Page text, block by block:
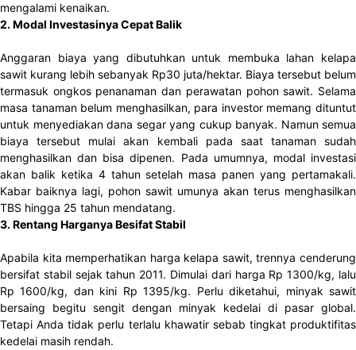
mengalami kenaikan.
2. Modal Investasinya Cepat Balik
Anggaran biaya yang dibutuhkan untuk membuka lahan kelapa
sawit kurang lebih sebanyak Rp30 juta/hektar. Biaya tersebut belum
termasuk ongkos penanaman dan perawatan pohon sawit. Selama
masa tanaman belum menghasilkan, para investor memang dituntut
untuk menyediakan dana segar yang cukup banyak. Namun semua
biaya tersebut mulai akan kembali pada saat tanaman sudah
menghasilkan dan bisa dipenen. Pada umumnya, modal investasi
akan balik ketika 4 tahun setelah masa panen yang pertamakali.
Kabar baiknya lagi, pohon sawit umunya akan terus menghasilkan
TBS hingga 25 tahun mendatang.
3. Rentang Harganya Besifat Stabil
Apabila kita memperhatikan harga kelapa sawit, trennya cenderung
bersifat stabil sejak tahun 2011. Dimulai dari harga Rp 1300/kg, lalu
Rp 1600/kg, dan kini Rp 1395/kg. Perlu diketahui, minyak sawit
bersaing begitu sengit dengan minyak kedelai di pasar global.
Tetapi Anda tidak perlu terlalu khawatir sebab tingkat produktifitas
kedelai masih rendah.